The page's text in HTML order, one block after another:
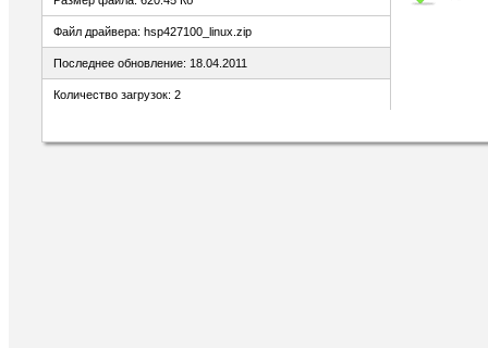
Файл драйвера: hsp427100_linux.zip
Последнее обновление: 18.04.2011
Количество загрузок: 2